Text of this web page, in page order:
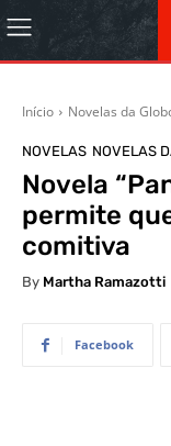
Início Novelas da
NOVELAS NOVELAS
Novela
permite
comitiva
By Martha Ramazotti
Facebook